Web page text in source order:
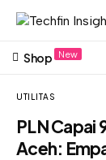
Shop New
UTILITAS
PLN Capai
Aceh: